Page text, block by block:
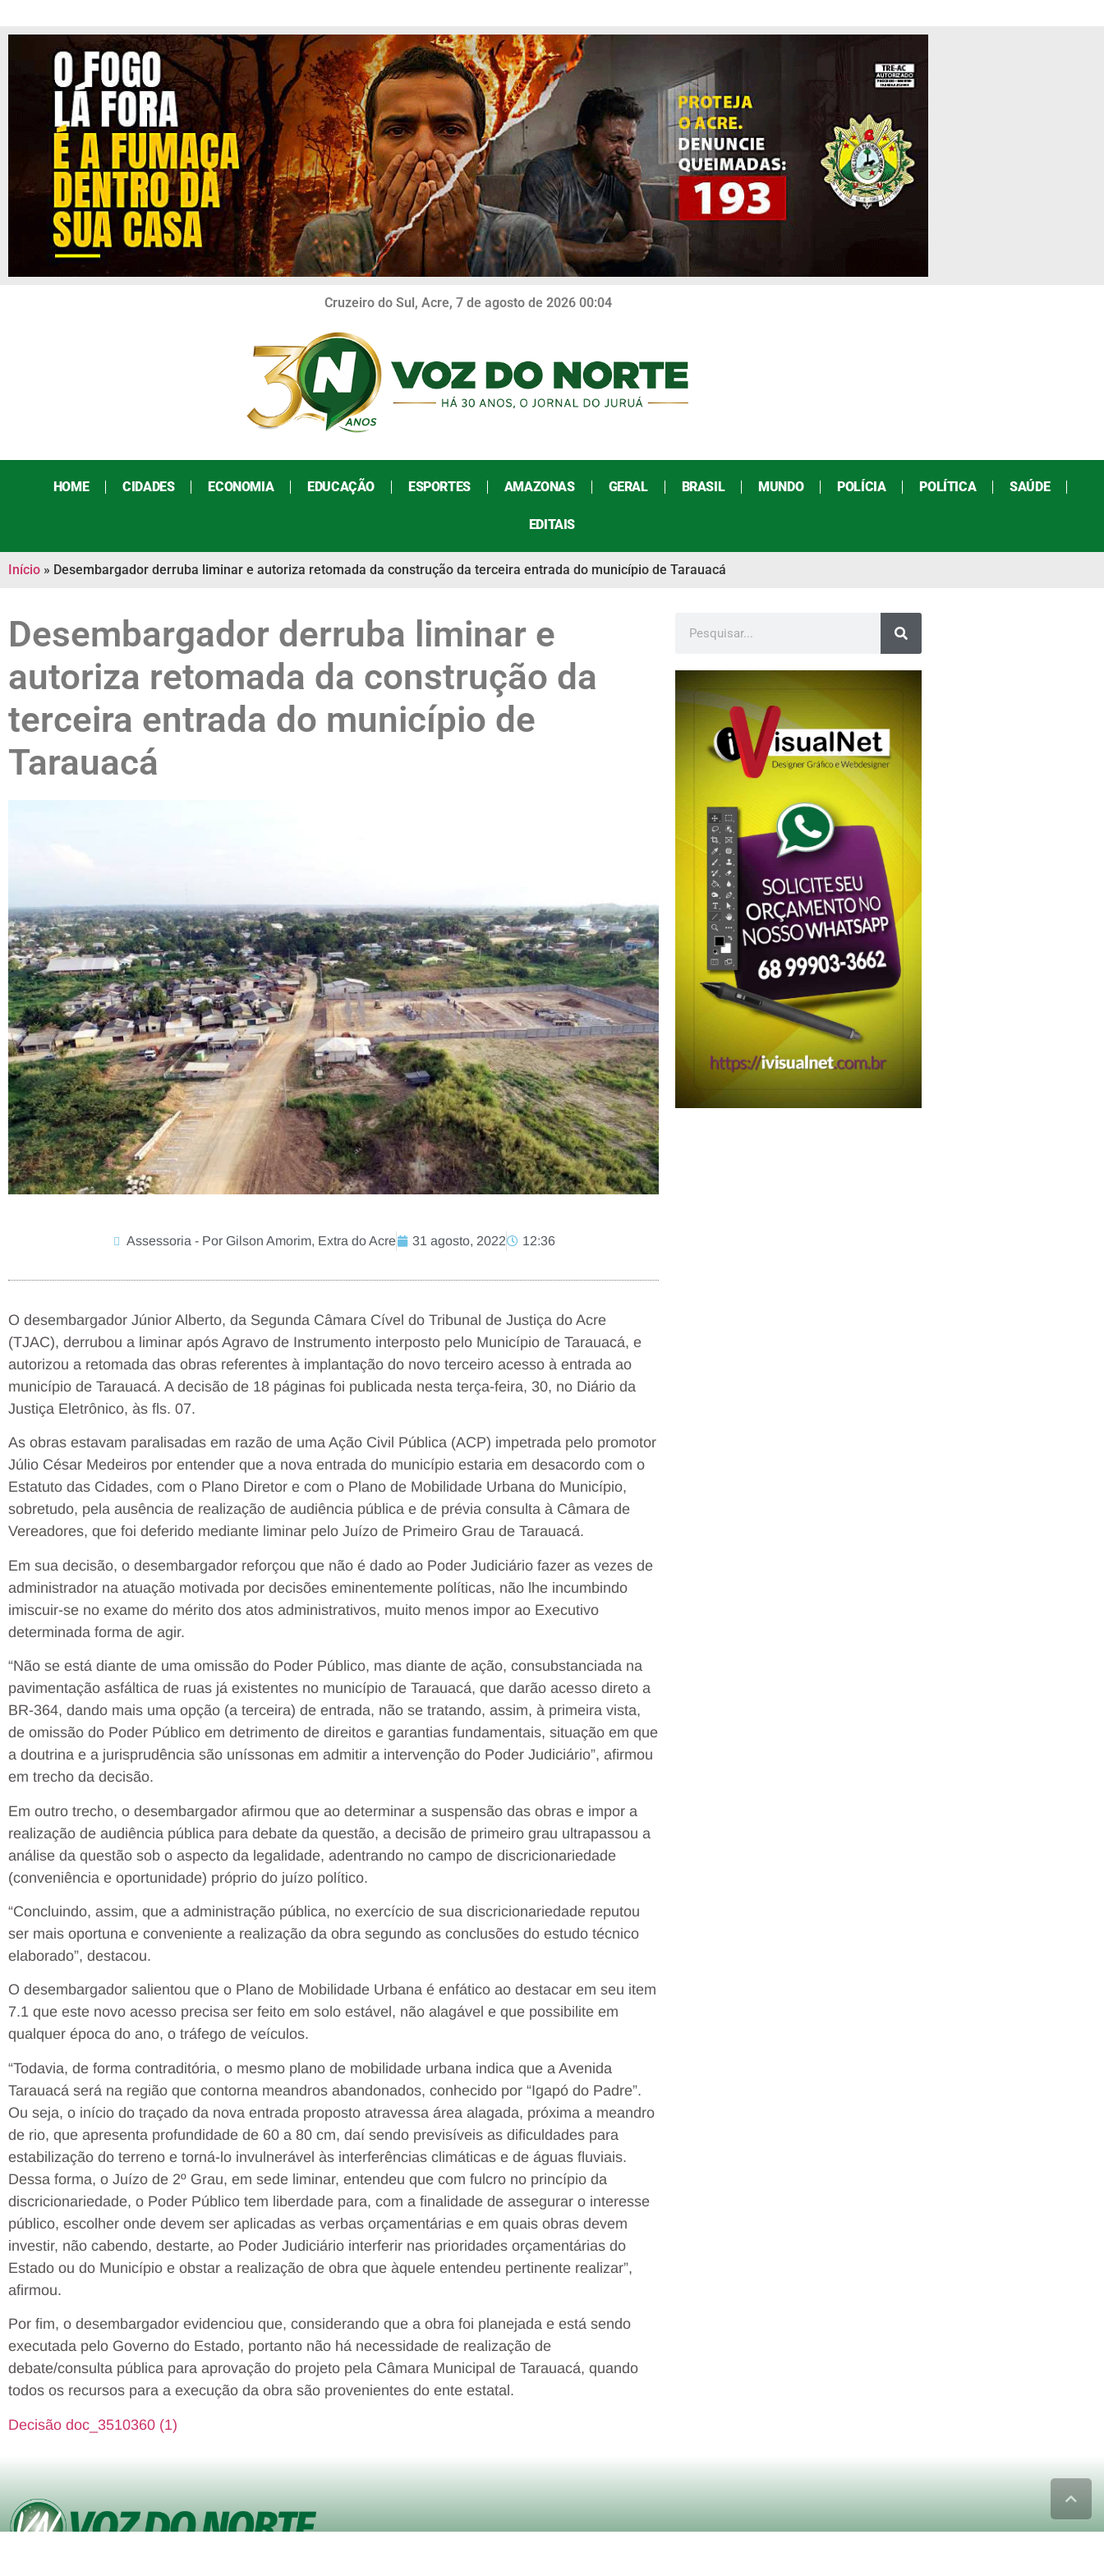
Cruzeiro do Sul, Acre, 7 de agosto de 2026 00:04
HOME CIDADES ECONOMIA EDUCAÇÃO ESPORTES AMAZONAS GERAL BRASIL MUNDO POLÍCIA POLÍTICA SAÚDE
EDITAIS
Início » Desembargador derruba liminar e autoriza retomada da construção da terceira entrada do município de Tarauacá
Desembargador derruba liminar e
autoriza retomada da construção da
terceira entrada do município de
Tarauacá
Assessoria - Por Gilson Amorim, Extra do Acre 31 agosto, 2022 12:36
O desembargador Júnior Alberto, da Segunda Câmara Cível do Tribunal de Justiça do Acre
(TJAC), derrubou a liminar após Agravo de Instrumento interposto pelo Município de Tarauacá, e
autorizou a retomada das obras referentes à implantação do novo terceiro acesso à entrada ao
município de Tarauacá. A decisão de 18 páginas foi publicada nesta terça-feira, 30, no Diário da
Justiça Eletrônico, às fls. 07.
As obras estavam paralisadas em razão de uma Ação Civil Pública (ACP) impetrada pelo promotor
Júlio César Medeiros por entender que a nova entrada do município estaria em desacordo com o
Estatuto das Cidades, com o Plano Diretor e com o Plano de Mobilidade Urbana do Município,
sobretudo, pela ausência de realização de audiência pública e de prévia consulta à Câmara de
Vereadores, que foi deferido mediante liminar pelo Juízo de Primeiro Grau de Tarauacá.
Em sua decisão, o desembargador reforçou que não é dado ao Poder Judiciário fazer as vezes de
administrador na atuação motivada por decisões eminentemente políticas, não lhe incumbindo
imiscuir-se no exame do mérito dos atos administrativos, muito menos impor ao Executivo
determinada forma de agir.
“Não se está diante de uma omissão do Poder Público, mas diante de ação, consubstanciada na
pavimentação asfáltica de ruas já existentes no município de Tarauacá, que darão acesso direto a
BR-364, dando mais uma opção (a terceira) de entrada, não se tratando, assim, à primeira vista,
de omissão do Poder Público em detrimento de direitos e garantias fundamentais, situação em que
a doutrina e a jurisprudência são uníssonas em admitir a intervenção do Poder Judiciário”, afirmou
em trecho da decisão.
Em outro trecho, o desembargador afirmou que ao determinar a suspensão das obras e impor a
realização de audiência pública para debate da questão, a decisão de primeiro grau ultrapassou a
análise da questão sob o aspecto da legalidade, adentrando no campo de discricionariedade
(conveniência e oportunidade) próprio do juízo político.
“Concluindo, assim, que a administração pública, no exercício de sua discricionariedade reputou
ser mais oportuna e conveniente a realização da obra segundo as conclusões do estudo técnico
elaborado”, destacou.
O desembargador salientou que o Plano de Mobilidade Urbana é enfático ao destacar em seu item
7.1 que este novo acesso precisa ser feito em solo estável, não alagável e que possibilite em
qualquer época do ano, o tráfego de veículos.
“Todavia, de forma contraditória, o mesmo plano de mobilidade urbana indica que a Avenida
Tarauacá será na região que contorna meandros abandonados, conhecido por “Igapó do Padre”.
Ou seja, o início do traçado da nova entrada proposto atravessa área alagada, próxima a meandro
de rio, que apresenta profundidade de 60 a 80 cm, daí sendo previsíveis as dificuldades para
estabilização do terreno e torná-lo invulnerável às interferências climáticas e de águas fluviais.
Dessa forma, o Juízo de 2º Grau, em sede liminar, entendeu que com fulcro no princípio da
discricionariedade, o Poder Público tem liberdade para, com a finalidade de assegurar o interesse
público, escolher onde devem ser aplicadas as verbas orçamentárias e em quais obras devem
investir, não cabendo, destarte, ao Poder Judiciário interferir nas prioridades orçamentárias do
Estado ou do Município e obstar a realização de obra que àquele entendeu pertinente realizar”,
afirmou.
Por fim, o desembargador evidenciou que, considerando que a obra foi planejada e está sendo
executada pelo Governo do Estado, portanto não há necessidade de realização de
debate/consulta pública para aprovação do projeto pela Câmara Municipal de Tarauacá, quando
todos os recursos para a execução da obra são provenientes do ente estatal.
Decisão doc_3510360 (1)